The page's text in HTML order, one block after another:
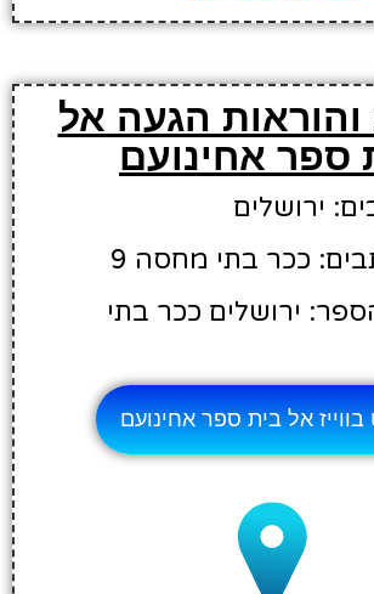
הגעה אל
ספר אחינועם
ירושלים
ככר בתי מחסה 9
ירושלים ככר בתי
בווייז אל בית ספר אחינועם